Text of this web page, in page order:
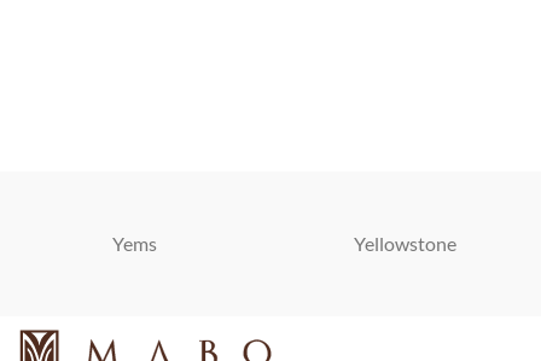
Yems Yellowstone